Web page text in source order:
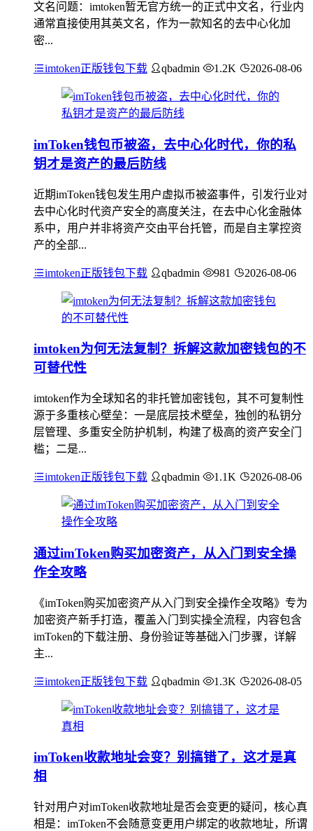
文名问题：imtoken暂无官方统一的正式中文名，行业内
通常直接使用其英文名，作为一款知名的去中心化加
密...
imtoken正版钱包下载 qbadmin 1.2K 2026-08-06
imToken钱包币被盗，去中心化时代，你的私
钥才是资产的最后防线
近期imToken钱包发生用户虚拟币被盗事件，引发行业对
去中心化时代资产安全的高度关注，在去中心化金融体
系中，用户并非将资产交由平台托管，而是自主掌控资
产的全部...
imtoken正版钱包下载 qbadmin 981 2026-08-06
imtoken为何无法复制？拆解这款加密钱包的不
可替代性
imtoken作为全球知名的非托管加密钱包，其不可复制性
源于多重核心壁垒：一是底层技术壁垒，独创的私钥分
层管理、多重安全防护机制，构建了极高的资产安全门
槛；二是...
imtoken正版钱包下载 qbadmin 1.1K 2026-08-06
通过imToken购买加密资产，从入门到安全操
作全攻略
《imToken购买加密资产从入门到安全操作全攻略》专为
加密资产新手打造，覆盖入门到实操全流程，内容包含
imToken的下载注册、身份验证等基础入门步骤，详解
主...
imtoken正版钱包下载 qbadmin 1.3K 2026-08-05
imToken收款地址会变？别搞错了，这才是真
相
针对用户对imToken收款地址是否会变更的疑问，核心真
相是：imToken不会随意变更用户绑定的收款地址，所谓